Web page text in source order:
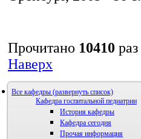
Прочитано 10410 раз
Наверх
Все кафедры
Кафедра госпитальной педиатрии
История кафедры
Кафедра сегодня
Прочая информация